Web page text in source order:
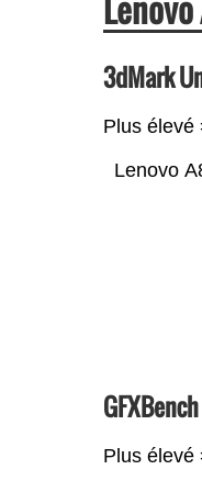
3dMark
Plus élevé
Lenovo
Plus élevé